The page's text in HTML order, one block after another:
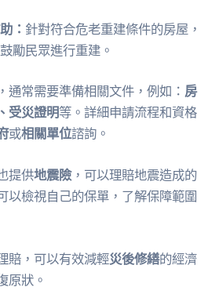
： 針對符合危老重建條件的房屋，
勵民眾進行重建。
通常需要準備相關文件，例如： 房
受災證明等。詳細申請流程和資格
或相關單位諮詢。
提供地震險，可以理賠地震造成的
以檢視自己的保單，了解保障範圍
賠，可以有效減輕災後修繕的經濟
原狀。